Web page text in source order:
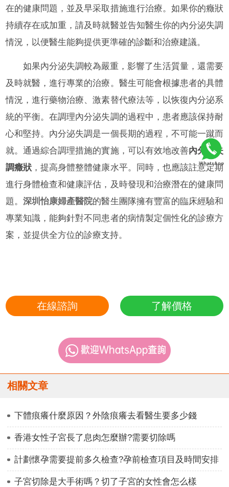
在的健康問題，並及早采取措施進行治療。如果你的癥狀
持續存在或加重，請及時就醫並告知醫生你的內分泌失調
情況，以便醫生能夠提供更準確的診斷和治療建議。
如果內分泌失調較為嚴重，影響了生活質量，還需要
及時就醫，進行專業的治療。醫生可能會根據患者的具體
情況，進行藥物治療、激素替代療法等，以恢復內分泌系
統的平衡。在調理內分泌失調的過程中，患者應該保持耐
心和堅持。內分泌失調是一個長期的過程，不可能一蹴而
就。通過綜合調理措施的實施，可以有效地改善內分泌失
調癥狀 ，提高身體整體健康水平。同時，也應該註意定期
進行身體檢查和健康評估，及時發現和治療潛在的健康問
題。深圳怡康婦產醫院的醫生團隊擁有豐富的臨床經驗和
專業知識，能夠針對不同患者的病情製定個性化的診療方
案，並提供全方位的診療支持。
在線諮詢 了解價格
相關文章
下體痕癢什麼原因？外陰痕癢去看醫生要多少錢
香港女性子宮長了息肉怎麼辦?需要切除嗎
計劃懷孕需要提前多久檢查?孕前檢查項目及時間安排
子宮切除是大手術嗎？切了子宮的女性會怎么樣